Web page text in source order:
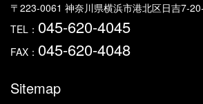
〒223-0061 神奈川県横浜市港北区日吉7-
TEL： 045-620-4045
FAX： 045-620-4048
Sitemap